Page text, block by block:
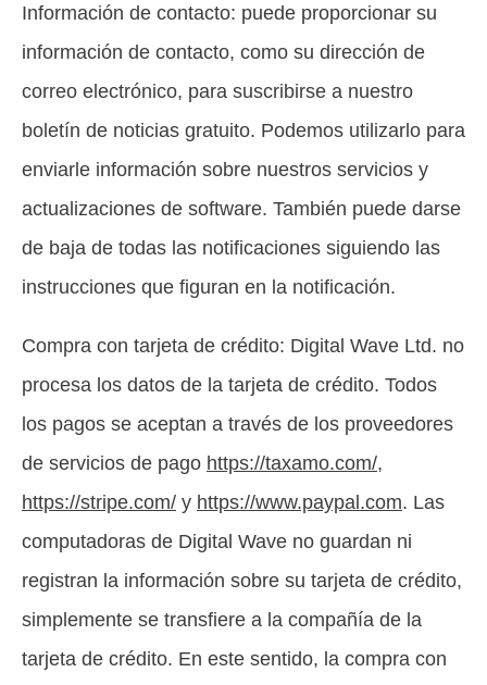
Información de contacto: puede proporcionar su
información de contacto, como su dirección de
correo electrónico, para suscribirse a nuestro
boletín de noticias gratuito. Podemos utilizarlo para
enviarle información sobre nuestros servicios y
actualizaciones de software. También puede darse
de baja de todas las notificaciones siguiendo las
instrucciones que figuran en la notificación.
Compra con tarjeta de crédito: Digital Wave Ltd. no
procesa los datos de la tarjeta de crédito. Todos
los pagos se aceptan a través de los proveedores
de servicios de pago https://taxamo.com/,
https://stripe.com/ y https://www.paypal.com. Las
computadoras de Digital Wave no guardan ni
registran la información sobre su tarjeta de crédito,
simplemente se transfiere a la compañía de la
tarjeta de crédito. En este sentido, la compra con